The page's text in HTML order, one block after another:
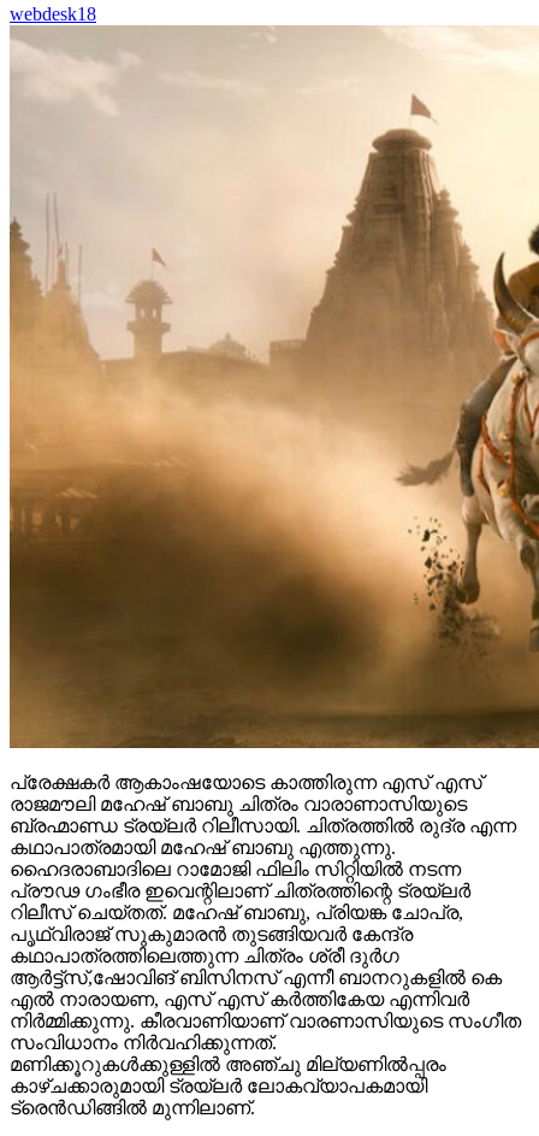
webdesk18
പ്രേക്ഷകർ ആകാംഷയോടെ കാത്തിരുന്ന എസ് എസ്
രാജമൗലി മഹേഷ് ബാബു ചിത്രം വാരാണാസിയുടെ
ബ്രഹ്മാണ്ഡ ട്രയ്ലർ റിലീസായി. ചിത്രത്തിൽ രുദ്ര എന്ന
കഥാപാത്രമായി മഹേഷ് ബാബു എത്തുന്നു.
ഹൈദരാബാദിലെ റാമോജി ഫിലിം സിറ്റിയിൽ നടന്ന
പ്രൗഢ ഗംഭീര ഇവെന്റിലാണ് ചിത്രത്തിന്റെ ട്രയ്ലർ
റിലീസ് ചെയ്തത്. മഹേഷ് ബാബു, പ്രിയങ്ക ചോപ്ര,
പൃഥ്വിരാജ് സുകുമാരൻ തുടങ്ങിയവർ കേന്ദ്ര
കഥാപാത്രത്തിലെത്തുന്ന ചിത്രം ശ്രീ ദുർഗ
ആർട്ട്സ്,ഷോവിങ് ബിസിനസ് എന്നീ ബാനറുകളിൽ കെ
എൽ നാരായണ, എസ് എസ് കർത്തികേയ എന്നിവർ
നിർമ്മിക്കുന്നു. കീരവാണിയാണ് വാരണാസിയുടെ സംഗീത
സംവിധാനം നിർവഹിക്കുന്നത്.
മണിക്കൂറുകൾക്കുള്ളിൽ അഞ്ചു മില്യണിൽപ്പരം
കാഴ്ചക്കാരുമായി ട്രയ്ലർ ലോകവ്യാപകമായി
ട്രെൻഡിങ്ങിൽ മുന്നിലാണ്.